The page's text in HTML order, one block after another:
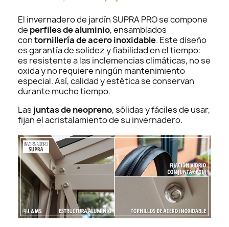
El invernadero de jardín SUPRA PRO se compone
de perfiles de aluminio, ensamblados
contornillería de acero inoxidable. Este diseño
es garantía de solidez y fiabilidad en el tiempo:
es resistente a las inclemencias climáticas, no se
oxida y no requiere ningún mantenimiento
especial. Así, calidad y estética se conservan
durante mucho tiempo.
Las juntas de neopreno, sólidas y fáciles de usar,
fijan el acristalamiento de su invernadero.